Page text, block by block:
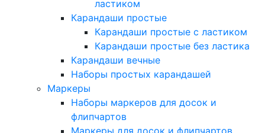
ластиком
Карандаши простые
Карандаши простые с ластиком
Карандаши простые без ластика
Карандаши вечные
Наборы простых карандашей
Маркеры
Наборы маркеров для досок и
флипчартов
Маркеры для досок и флипчартов